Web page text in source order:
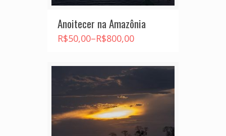
Anoitecer na Amazônia
R$50,00–R$800,00